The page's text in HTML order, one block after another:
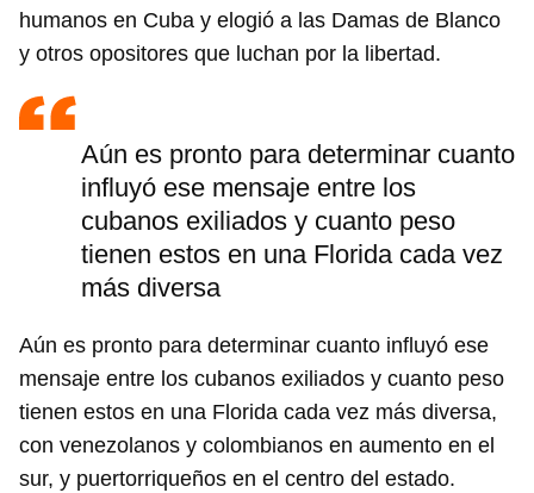
humanos en Cuba y elogió a las Damas de Blanco
y otros opositores que luchan por la libertad.
Aún es pronto para determinar cuanto
influyó ese mensaje entre los
cubanos exiliados y cuanto peso
tienen estos en una Florida cada vez
más diversa
Aún es pronto para determinar cuanto influyó ese
mensaje entre los cubanos exiliados y cuanto peso
tienen estos en una Florida cada vez más diversa,
con venezolanos y colombianos en aumento en el
sur, y puertorriqueños en el centro del estado.